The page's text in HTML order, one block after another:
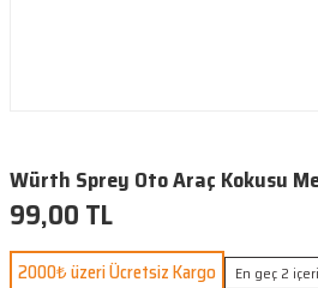
Würth Sprey Oto Araç Kokusu
99,00 TL
2000₺ üzeri Ücretsiz Kargo En geç 2